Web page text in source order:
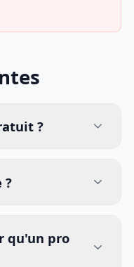
?
?
qu'un pro